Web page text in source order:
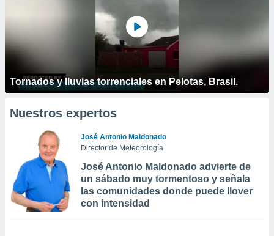
Tornados y lluvias torrenciales en Pelotas, Brasil.
Nuestros expertos
José Antonio Maldonado
Director de Meteorología
José Antonio Maldonado advierte de
un sábado muy tormentoso y señala
las comunidades donde puede llover
con intensidad